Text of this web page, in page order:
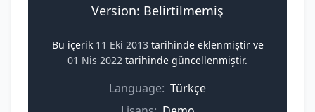
Version: Belirtilmemiş
Bu içerik 11 Eki 2013 tarihinde eklenmiştir ve
01 Nis 2022 tarihinde güncellenmiştir.
Language: Türkçe